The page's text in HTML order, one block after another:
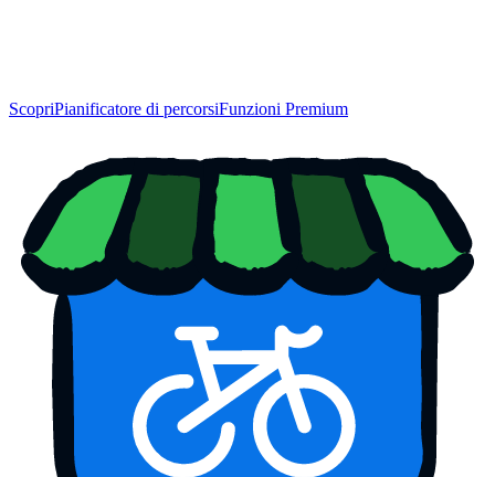
ScopriPianificatore di percorsiFunzioni Premium